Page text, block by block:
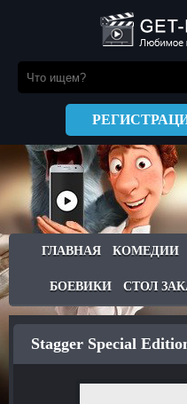
ГЛАВНАЯ КОМЕДИИ
БОЕВИКИ СТОЛ
Stagger Special